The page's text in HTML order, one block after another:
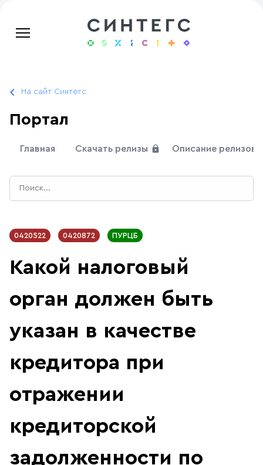
На сайт Синтегс
Портал
Главная Скачать релизы Описание релизов
0420522 0420872 ПУРЦБ
Какой налоговый
орган должен быть
указан в качестве
кредитора при
отражении
кредиторской
задолженности по